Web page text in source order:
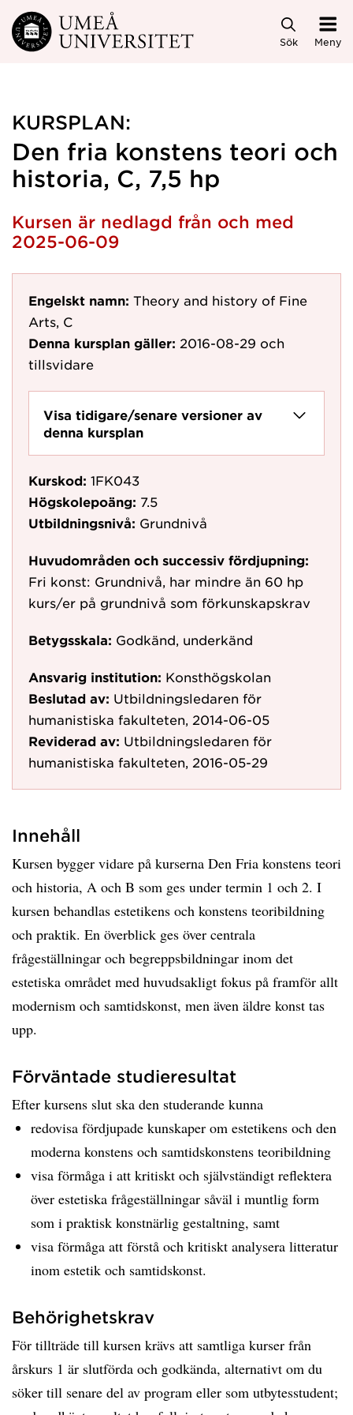
Hoppa direkt till innehållet
Sök Meny
KURSPLAN:
Den fria konstens teori och
historia, C, 7,5 hp
Kursen är nedlagd från och med
2025-06-09
Engelskt namn: Theory and history of Fine
Arts, C
Denna kursplan gäller: 2016-08-29 och
tillsvidare
Visa tidigare/senare versioner av
denna kursplan
Kurskod: 1FK043
Högskolepoäng: 7.5
Utbildningsnivå: Grundnivå
Huvudområden och successiv fördjupning:
Fri konst: Grundnivå, har mindre än 60 hp
kurs/er på grundnivå som förkunskapskrav
Betygsskala: Godkänd, underkänd
Ansvarig institution: Konsthögskolan
Beslutad av: Utbildningsledaren för
humanistiska fakulteten, 2014-06-05
Reviderad av: Utbildningsledaren för
humanistiska fakulteten, 2016-05-29
Innehåll
Kursen bygger vidare på kurserna Den Fria konstens teori
och historia, A och B som ges under termin 1 och 2. I
kursen behandlas estetikens och konstens teoribildning
och praktik. En överblick ges över centrala
frågeställningar och begreppsbildningar inom det
estetiska området med huvudsakligt fokus på framför allt
modernism och samtidskonst, men även äldre konst tas
upp.
Förväntade studieresultat
Efter kursens slut ska den studerande kunna
redovisa fördjupade kunskaper om estetikens och den
moderna konstens och samtidskonstens teoribildning
visa förmåga i att kritiskt och självständigt reflektera
över estetiska frågeställningar såväl i muntlig form
som i praktisk konstnärlig gestaltning, samt
visa förmåga att förstå och kritiskt analysera litteratur
inom estetik och samtidskonst.
Behörighetskrav
För tillträde till kursen krävs att samtliga kurser från
årskurs 1 är slutförda och godkända, alternativt om du
söker till senare del av program eller som utbytesstudent;